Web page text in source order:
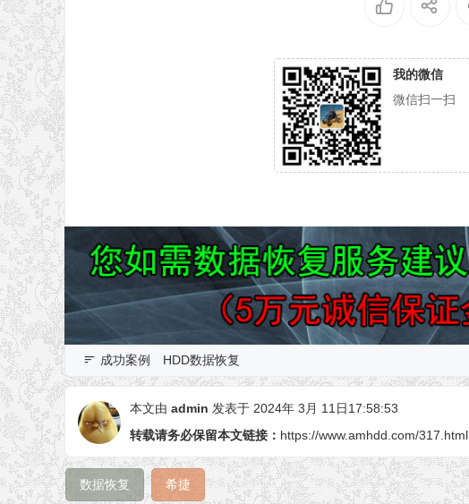
我的微信
微信扫一扫
成功案例 HDD数据恢复
本文由 admin 发表于 2024年 3月 11日17:58:53
转载请务必保留本文链接： https://www.amhdd.com/317.html
数据恢复 希捷